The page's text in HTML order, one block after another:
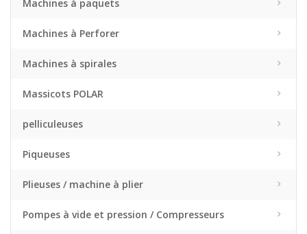
Machines à paquets
Machines à Perforer
Machines à spirales
Massicots POLAR
pelliculeuses
Piqueuses
Plieuses / machine à plier
Pompes à vide et pression / Compresseurs